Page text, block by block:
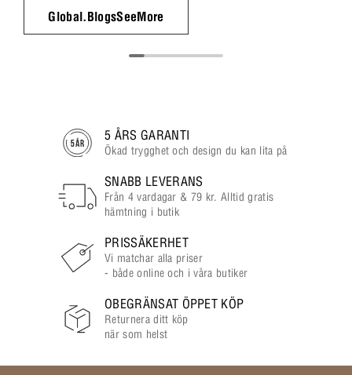
Global.BlogsSeeMore
5 ÅRS GARANTI
Ökad trygghet och design du kan lita på
SNABB LEVERANS
Från 4 vardagar & 79 kr. Alltid gratis
hämtning i butik
PRISSÄKERHET
Vi matchar alla priser
- både online och i våra butiker
OBEGRÄNSAT ÖPPET KÖP
Returnera ditt köp
när som helst